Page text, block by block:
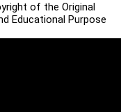
of the Original
Educational Purpose